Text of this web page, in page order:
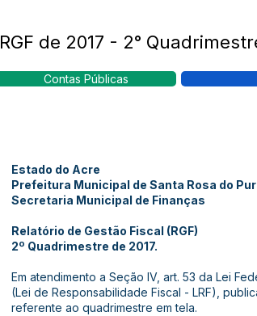
RGF de 2017 - 2°
Contas Públicas
Estado do Acre
Prefeitura Municipal de Santa Rosa do
Secretaria Municipal de Finanças
Relatório de Gestão Fiscal (RGF)
2º Quadrimestre de 2017.
Em atendimento a Seção IV, art. 53 da Lei
(Lei de Responsabilidade Fiscal - LRF),
referente ao quadrimestre em tela.